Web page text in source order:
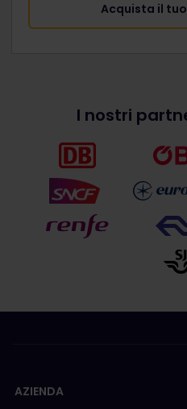
Acquista il
I nostri
AZIENDA